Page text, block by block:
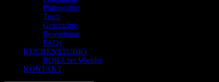
Philosophie
Team
Geschichte
Bewerbung
FAQs
KÜCHENSTUDIO
BORA bei Wiehler
KONTAKT